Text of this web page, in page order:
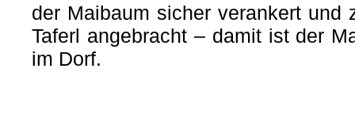
der Maibaum sicher verankert und
Taferl angebracht – damit ist der
im Dorf.